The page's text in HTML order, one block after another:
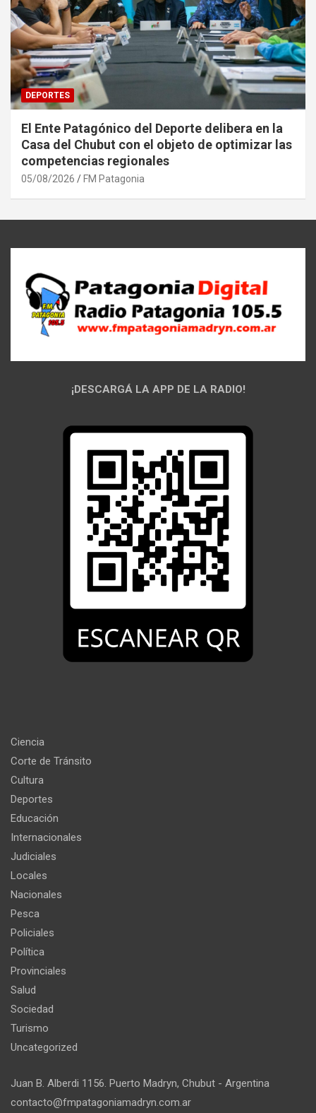
DEPORTES
El Ente Patagónico del Deporte delibera en la
Casa del Chubut con el objeto de optimizar las
competencias regionales
05/08/2026 FM Patagonia
¡DESCARGÁ LA APP DE LA RADIO!
Ciencia
Corte de Tránsito
Cultura
Deportes
Educación
Internacionales
Judiciales
Locales
Nacionales
Pesca
Policiales
Política
Provinciales
Salud
Sociedad
Turismo
Uncategorized
Juan B. Alberdi 1156. Puerto Madryn, Chubut - Argentina
contacto@fmpatagoniamadryn.com.ar